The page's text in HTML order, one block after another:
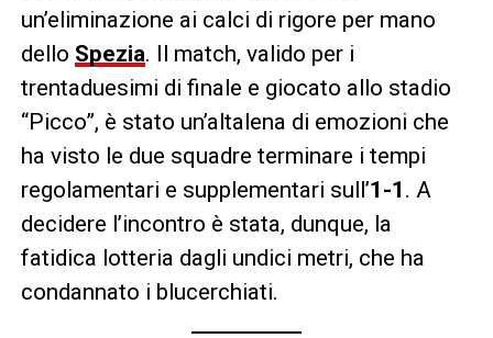
un’eliminazione ai calci di rigore per mano
dello Spezia. Il match, valido per i
trentaduesimi di finale e giocato allo stadio
“Picco”, è stato un’altalena di emozioni che
ha visto le due squadre terminare i tempi
regolamentari e supplementari sull’1-1 . A
decidere l’incontro è stata, dunque, la
fatidica lotteria dagli undici metri, che ha
condannato i blucerchiati.